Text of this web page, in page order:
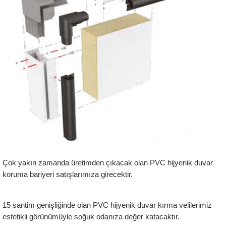
Çok yakın zamanda üretimden çıkacak olan PVC hijyenik duvar
koruma bariyeri satışlarımıza girecektir.
15 santim genişliğinde olan PVC hijyenik duvar kırma velilerimiz
estetikli görünümüyle soğuk odanıza değer katacaktır.